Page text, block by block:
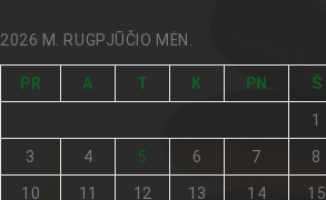
2026 M. RUGPJŪČIO MĖN.
PR A T K PN Š
1
3 4 5 6 7 8
10 11 12 13 14 15